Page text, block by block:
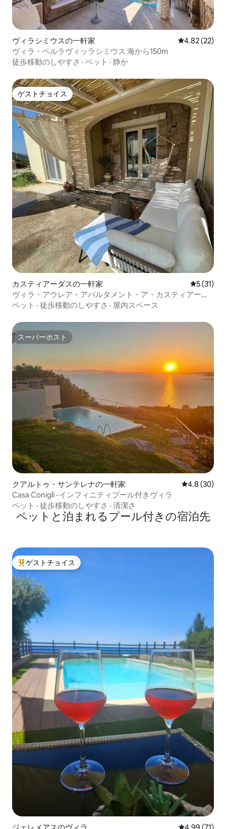
ヴィラシミウスの一軒家 レビュー22
4.82 (22)
ヴィラ・ペルラヴィッラシミウス 海から150m
徒歩移動のしやすさ · ペット · 静か
ゲストチョイス
ゲストチョイス
カスティアーダスの一軒家 レビュー
5 (31)
ヴィラ・アウレア・アパルタメント・ア・カスティアーダ
ス
ペット · 徒歩移動のしやすさ · 屋内スペース
スーパーホスト
スーパーホスト
クアルトゥ・サンテレナの一軒家 レビュー30
4.8 (30)
Casa Conigli -インフィニティプール付きヴィラ
ペット · 徒歩移動のしやすさ · 清潔さ
ペットと泊まれるプール付きの宿泊先
大好評のゲストチョイスです。
ゲストチョイス